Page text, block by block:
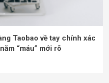
Taobao về tay chính xác
“máu” mới rõ